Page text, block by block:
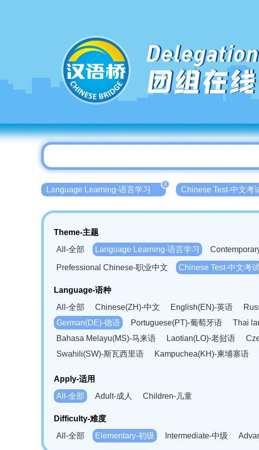
团组在
Language Learning-语言学习
X
Chinese Test-中文考
Theme-主题
All-全部
Language Learning-语言学习
Prefessional Chinese-职业中文 Chinese Test-中文考试
Language-语种
All-全部
Chinese(ZH)-中文 English(EN)-英语
German(DE)-德语
Portuguese(PT)-葡萄牙语 Thai
Bahasa Melayu(MS)-马来语
Laotian(LO)-老挝语
Swahili(SW)-斯瓦西里语
Kampuchea(KH)-柬埔寨语
Apply-适用
All-全部
Adult-成人 Children-儿童
Difficulty-难度
All-全部
Elementary-初级 Intermediate-中级